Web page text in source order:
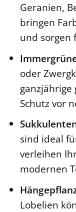
Geranien,
bringen
und sorgen
oder
Schutz vor
sind ideal
verleihen
modernen
Lobelien